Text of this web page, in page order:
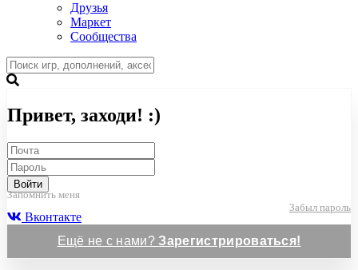
Друзья
Маркет
Сообщества
Привет, заходи! :)
Войти
Запомнить меня
Забыл пароль
Вконтакте
Ещё не с нами?Зарегистрироваться!